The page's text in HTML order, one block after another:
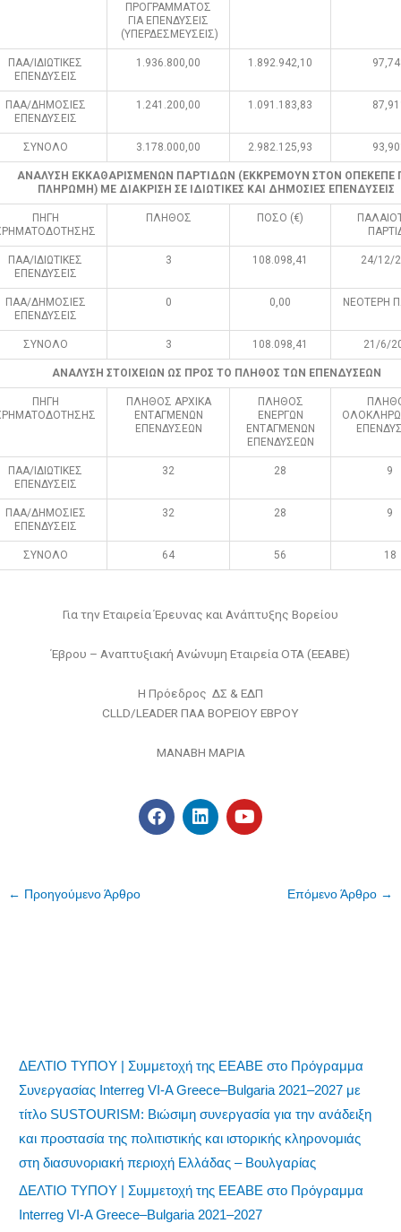
ΠΡΟΓΡΑΜΜΑΤΟΣ
ΓΙΑ ΕΠΕΝΔΥΣΕΙΣ
(ΥΠΕΡΔΕΣΜΕΥΣΕΙΣ)
ΠΑΑ/ΙΔΙΩΤΙΚΕΣ
ΕΠΕΝΔΥΣΕΙΣ
1.936.800,00 1.892.942,10
ΠΑΑ/ΔΗΜΟΣΙΕΣ
ΕΠΕΝΔΥΣΕΙΣ
1.241.200,00 1.091.183,83
ΣΥΝΟΛΟ 3.178.000,00 2.982.125,93
ΑΝΑΛΥΣΗ ΕΚΚΑΘΑΡΙΣΜΕΝΩΝ ΠΑΡΤΙΔΩΝ (ΕΚΚΡΕΜΟΥΝ ΣΤΟΝ ΟΠΕΚΕΠΕ
ΠΛΗΡΩΜΗ) ΜΕ ΔΙΑΚΡΙΣΗ ΣΕ ΙΔΙΩΤΙΚΕΣ ΚΑΙ ΔΗΜΟΣΙΕΣ ΕΠΕΝΔΥΣΕΙΣ
ΠΗΓΗ
ΠΛΗΘΟΣ ΠΟΣΟ (€)
ΠΑΑ/ΙΔΙΩΤΙΚΕΣ
ΕΠΕΝΔΥΣΕΙΣ
3 108.098,41 24/12/
ΠΑΑ/ΔΗΜΟΣΙΕΣ
ΕΠΕΝΔΥΣΕΙΣ
0 0,00 ΝΕΟΤΕΡΗ
ΣΥΝΟΛΟ 3 108.098,41 21/6/
ΑΝΑΛΥΣΗ ΣΤΟΙΧΕΙΩΝ ΩΣ ΠΡΟΣ ΤΟ ΠΛΗΘΟΣ ΤΩΝ ΕΠΕΝΔΥΣΕΩΝ
ΠΗΓΗ
ΠΛΗΘΟΣ ΑΡΧΙΚΑ
ΕΝΤΑΓΜΕΝΩΝ
ΕΠΕΝΔΥΣΕΩΝ
ΠΛΗΘΟΣ
ΕΝΕΡΓΩΝ
ΕΝΤΑΓΜΕΝΩΝ
ΕΠΕΝΔΥΣΕΩΝ
ΠΑΑ/ΙΔΙΩΤΙΚΕΣ
ΕΠΕΝΔΥΣΕΙΣ
32 28 9
ΠΑΑ/ΔΗΜΟΣΙΕΣ
ΕΠΕΝΔΥΣΕΙΣ
32 28 9
ΣΥΝΟΛΟ 64 56 18
Για την Εταιρεία Έρευνας και Ανάπτυξης Βορείου
Έβρου – Αναπτυξιακή Ανώνυμη Εταιρεία ΟΤΑ (ΕΕΑΒΕ)
Η Πρόεδρος ΔΣ & ΕΔΠ
CLLD/LEADER ΠΑΑ ΒΟΡΕΙΟΥ ΕΒΡΟΥ
ΜΑΝΑΒΗ ΜΑΡΙΑ
F
a
L
i
Y
o
← Προηγούμενο Άρθρο Επόμενο Άρθρο →
ΔΕΛΤΙΟ ΤΥΠΟΥ | Συμμετοχή της ΕΕΑΒΕ στο Πρόγραμμα
Συνεργασίας Interreg VI-A Greece–Bulgaria 2021–2027 με
τίτλο SUSTOURISM: Βιώσιμη συνεργασία για την ανάδειξη
και προστασία της πολιτιστικής και ιστορικής κληρονομιάς
στη διασυνοριακή περιοχή Ελλάδας – Βουλγαρίας
ΔΕΛΤΙΟ ΤΥΠΟΥ | Συμμετοχή της ΕΕΑΒΕ στο Πρόγραμμα
Interreg VI-A Greece–Bulgaria 2021–2027